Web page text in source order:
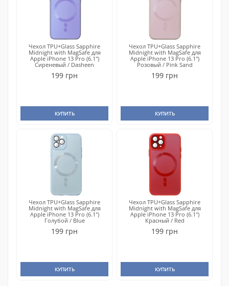
Чехол TPU+Glass Sapphire
Midnight with MagSafe для
Apple iPhone 13 Pro (6.1")
Сиреневый / Dasheen
199 грн
КУПИТЬ
Чехол TPU+Glass Sapphire
Midnight with MagSafe для
Apple iPhone 13 Pro (6.1")
Розовый / Pink Sand
199 грн
КУПИТЬ
Чехол TPU+Glass Sapphire
Midnight with MagSafe для
Apple iPhone 13 Pro (6.1")
Голубой / Blue
199 грн
КУПИТЬ
Чехол TPU+Glass Sapphire
Midnight with MagSafe для
Apple iPhone 13 Pro (6.1")
Красный / Red
199 грн
КУПИТЬ